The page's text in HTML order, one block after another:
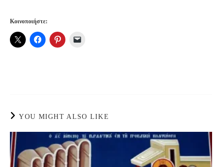
Κοινοποιήστε:
YOU MIGHT ALSO LIKE